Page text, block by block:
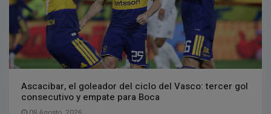
Ascacibar, el goleador del ciclo del Vasco: tercer gol
consecutivo y empate para Boca